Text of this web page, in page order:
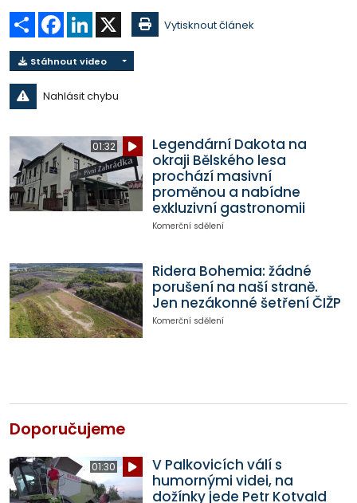
Sdílet Facebook
LinkedIn Vytisknout článek
Stáhnout video
Nahlásit chybu
01:32
Legendární Dakota na
okraji Bělského lesa
prochází masivní
proměnou a nabídne
exkluzivní gastronomii
Komerční sdělení
Ridera Bohemia: žádné
porušení na naší straně.
Jen nezákonné šetření ČIŽP
Komerční sdělení
Doporučujeme
01:30
V Palkovicích válí s
humornými videi, na
dožínky jede Petr Kotvald